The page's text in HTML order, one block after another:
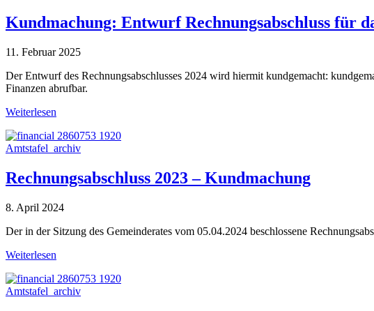
Kundmachung: Entwurf Rechnungsabschluss für
11. Februar 2025
Der Entwurf des Rechnungsabschlusses 2024 wird hiermit kundgemacht:
Finanzen abrufbar.
Weiterlesen
Amtstafel_archiv
Rechnungsabschluss 2023 – Kundmachung
8. April 2024
Der in der Sitzung des Gemeinderates vom 05.04.2024 beschlossene
Weiterlesen
Amtstafel_archiv